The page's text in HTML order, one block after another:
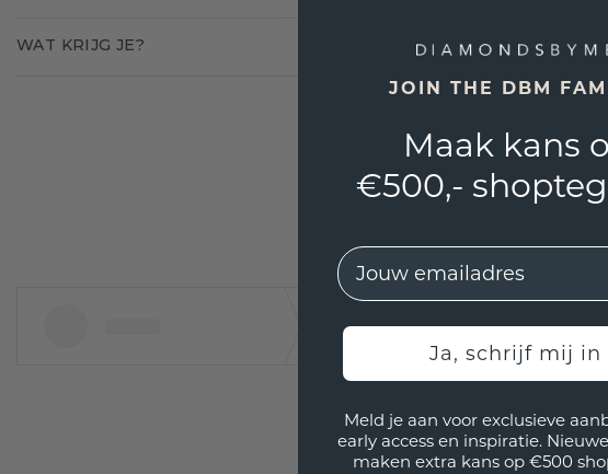
WAT KRIJG JE?
JOIN THE DBM
Maak kans
€500,-
EMail
Ja, schrijf mij in
Meld je aan voor exclusieve
early access en inspiratie.
maken extra kans op €500